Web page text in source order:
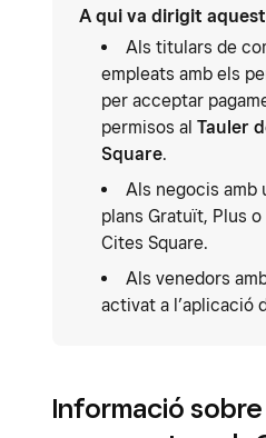
A qui va dirigit
Als titulars de
empleats amb els
per acceptar
permisos al Tauler
Square.
Als negocis amb
plans Gratuït, Plus
Cites Square.
Als venedors
activat a l’aplicació
Informació